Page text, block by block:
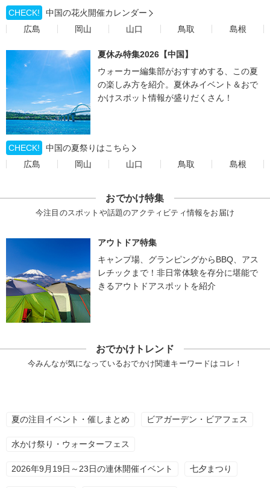
CHECK!
中国の花火開催カレンダー
広島
岡山 山口 鳥取 島根
夏休み特集2026【中国】
ウォーカー編集部がおすすめする、この夏
の楽しみ方を紹介。夏休みイベント＆おで
かけスポット情報が盛りだくさん！
CHECK!
中国の夏祭りはこちら
広島
岡山 山口 鳥取 島根
おでかけ特集
今注目のスポットや話題のアクティビティ情報をお届け
アウトドア特集
キャンプ場、グランピングからBBQ、アス
レチックまで！非日常体験を存分に堪能で
きるアウトドアスポットを紹介
おでかけトレンド
今みんなが気になっているおでかけ関連キーワードはコレ！
夏の注目イベント・催しまとめ ビアガーデン・ビアフェス
水かけ祭り・ウォーターフェス
2026年9月19日～23日の連休開催イベント 七夕まつり